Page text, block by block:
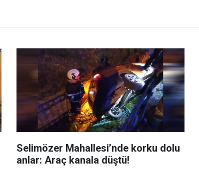
Selimözer Mahallesi’nde korku dolu
anlar: Araç kanala düştü!